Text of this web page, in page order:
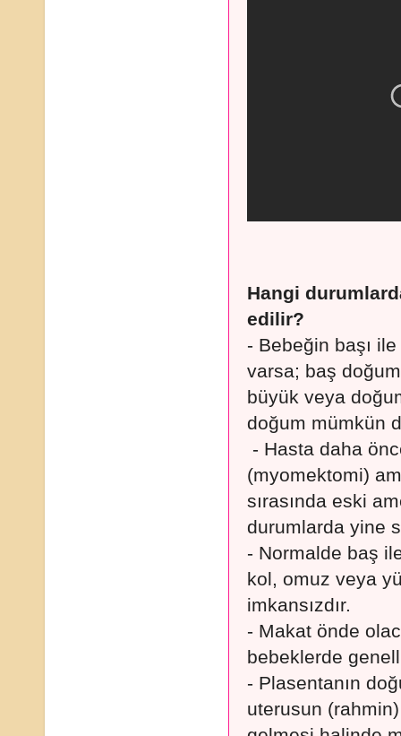
Hangi
edilir?
- Bebeğin başı
varsa; baş
büyük veya
doğum mümkün
- Hasta daha
(myomektomi)
sırasında eski
durumlarda yine
- Normalde baş
kol, omuz veya
imkansızdır.
- Makat önde
bebeklerde
- Plasentanın
uterusun